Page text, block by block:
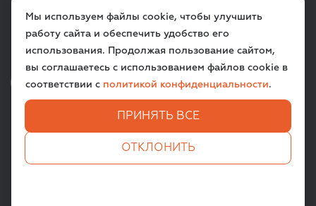
г. Санкт‑Петербург,
ул. Всеволода Вишневского, д. 12a
VK TG
Мы используем файлы cookie, чтобы улучшить
работу сайта и обеспечить удобство его
использования. Продолжая пользование сайтом,
вы соглашаетесь с использованием файлов cookie в
соответствии с политикой конфиденциальности.
ПРИНЯТЬ ВСЕ
ОТКЛОНИТЬ